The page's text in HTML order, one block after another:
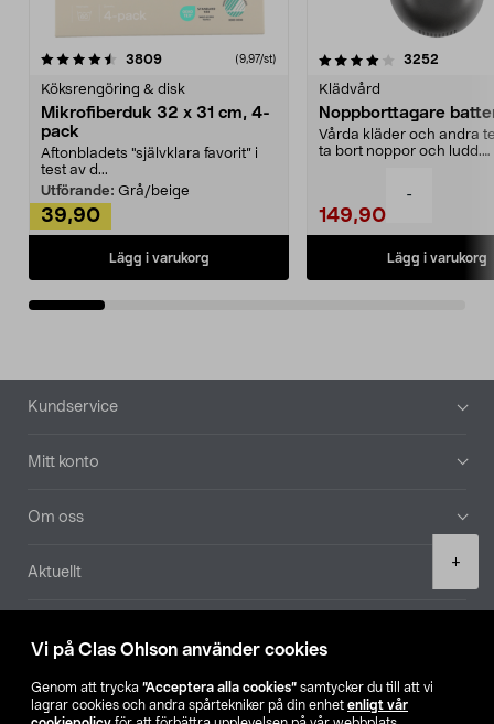
Vi på Clas Ohlson använder cookies
Genom att trycka ”Acceptera alla cookies” samtycker du till att vi
lagrar cookies och andra spårtekniker på din enhet enligt vår
-
+
3809recensioner (9,97/st)
Köksrengöring & disk
Mikrofiberduk 32 x 31 cm, 4-
pack
Aftonbladets "självklara favorit” i
test av d...
Utförande: Grå/beige
39,90
Lägg i varukorg
4.0av 5 stjärnor 3252
Klädvård
Noppborttagare
Vårda kläder och andra
ta bort noppor och ludd.
149,90
Lägg i varukorg
4.5av 5 stjärnor
Sidfot
Kundservice
Mitt konto
Om oss
Aktuellt
Hitta butik